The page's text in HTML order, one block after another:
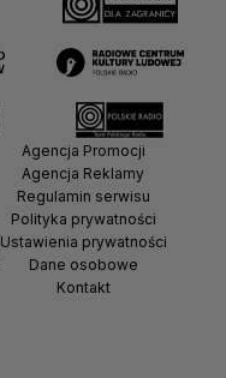
Agencja Promocji
Agencja Reklamy
Regulamin serwisu
Polityka prywatności
Ustawienia prywatności
Dane osobowe
Kontakt